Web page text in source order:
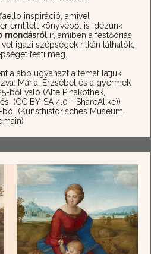
inspiráció, amivel
említett könyvéből is idézünk
mondásrólír, amiben a festőóriás
igazi szépségek ritkán láthatók,
festi meg.
alább ugyanazt a témát látjuk,
Mária, Erzsébet és a gyermek
ből való (Alte Pinakothek,
(CC BY-SA 4.0 - ShareAlike))
(Kunsthistorisches Museum,